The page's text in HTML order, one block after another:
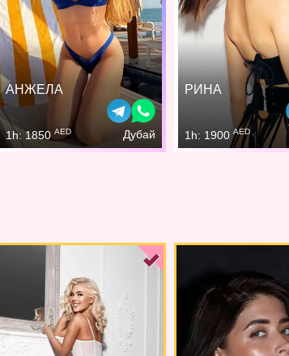
АНЖЕЛА
1h: 1850AED Дубай
РИНА
1h: 1900 AED